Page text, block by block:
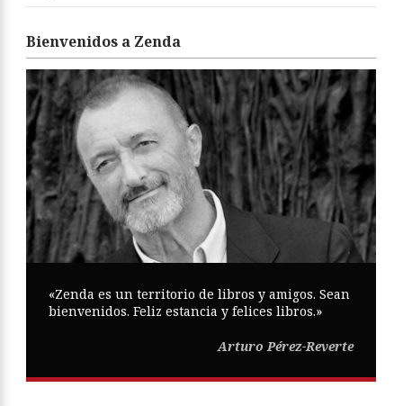
Bienvenidos a Zenda
«Zenda es un territorio de libros y amigos. Sean
bienvenidos. Feliz estancia y felices libros.»
Arturo Pérez-Reverte